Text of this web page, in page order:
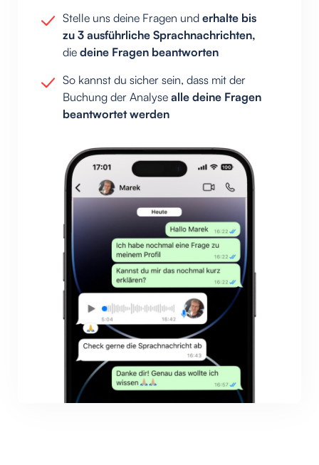
Stelle uns deine Fragen und erhalte bis
zu 3 ausführliche Sprachnachrichten,
die deine Fragen beantworten
So kannst du sicher sein, dass mit der
Buchung der Analyse alle deine Fragen
beantwortet werden